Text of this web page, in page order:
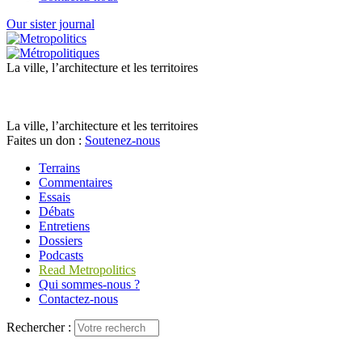
Our sister journal
La ville, l’architecture et les territoires
La ville, l’architecture et les territoires
Faites un don : Soutenez-nous
Terrains
Commentaires
Essais
Débats
Entretiens
Dossiers
Podcasts
Read Metropolitics
Qui sommes-nous ?
Contactez-nous
Rechercher :